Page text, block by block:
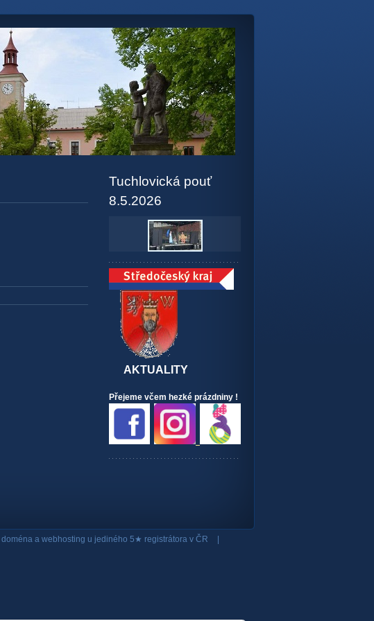
Tuchlovická pouť
8.5.2026
AKTUALITY
Přejeme včem hezké prázdniny !
doména a webhosting u jediného 5★ registrátora v ČR